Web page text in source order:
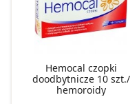
Hemocal czopki
doodbytnicze 10 szt./
hemoroidy